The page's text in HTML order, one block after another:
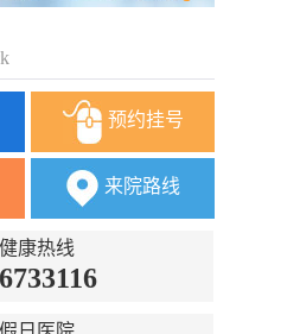
预约挂号
来院路线
康热线